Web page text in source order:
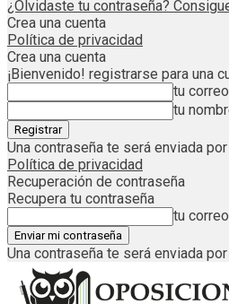
¿Olvidaste tu contraseña?
Crea una cuenta
Política de privacidad
Crea una cuenta
¡Bienvenido! registrarse para una
tu
tu
Una contraseña te será enviada
Política de privacidad
Recuperación de contraseña
Recupera tu contraseña
tu
Una contraseña te será enviada